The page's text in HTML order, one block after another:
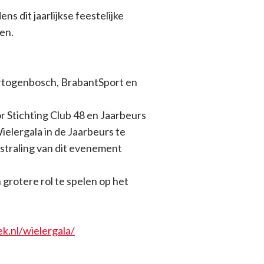
dit jaarlijkse feestelijke
BrabantSport en
Stichting Club 48 en Jaarbeurs
in de Jaarbeurs te
van dit evenement
grotere rol te spelen op het
wielergala/